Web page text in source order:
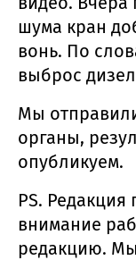
шума кран
вонь. По
выброс
Мы
органы,
опубликуем.
PS.
внимание
редакцию.